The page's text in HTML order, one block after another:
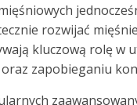
rozwijać
kluczową rolę w
zapobieganiu